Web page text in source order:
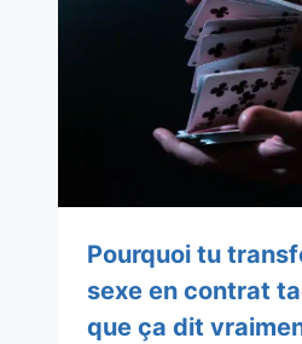
Pourquoi tu
sexe en contrat
que ça dit